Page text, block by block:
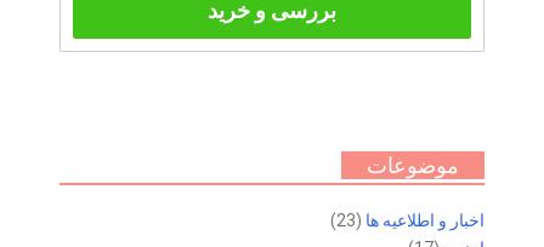
بررسی و خرید
موضوعات
اخبار و اطلاعیه ها (23)